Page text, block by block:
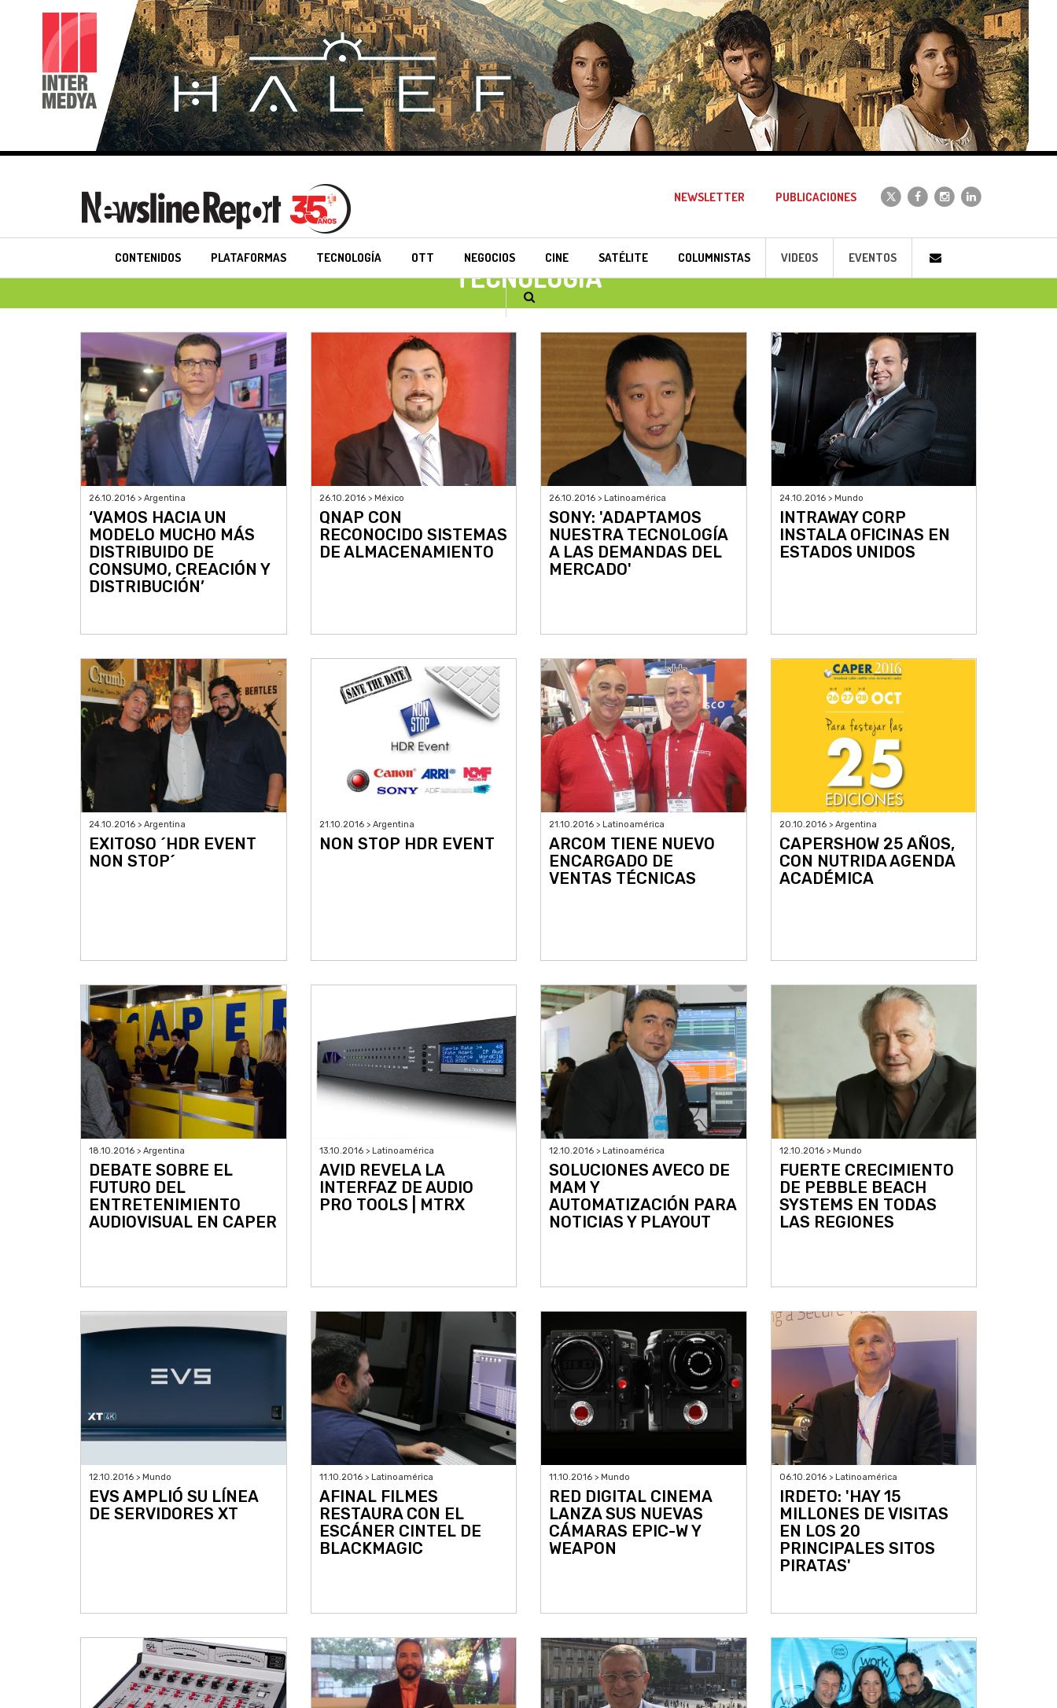
NEWSLETTER PUBLICACIONES
CONTENIDOS PLATAFORMAS TECNOLOGÍA OTT NEGOCIOS CINE SATÉLITE COLUMNISTAS VIDEOS EVENTOS
TECNOLOGÍA
26.10.2016 > Argentina
‘VAMOS HACIA UN
MODELO MUCHO MÁS
DISTRIBUIDO DE
CONSUMO, CREACIÓN Y
DISTRIBUCIÓN’
26.10.2016 > México
QNAP CON
RECONOCIDO SISTEMAS
DE ALMACENAMIENTO
26.10.2016 > Latinoamérica
SONY: 'ADAPTAMOS
NUESTRA TECNOLOGÍA
A LAS DEMANDAS DEL
MERCADO'
24.10.2016 > Mundo
INTRAWAY CORP
INSTALA OFICINAS EN
ESTADOS UNIDOS
24.10.2016 > Argentina
EXITOSO ´HDR EVENT
NON STOP´
21.10.2016 > Argentina
NON STOP HDR EVENT
21.10.2016 > Latinoamérica
ARCOM TIENE NUEVO
ENCARGADO DE
VENTAS TÉCNICAS
20.10.2016 > Argentina
CAPERSHOW 25 AÑOS,
CON NUTRIDA AGENDA
ACADÉMICA
18.10.2016 > Argentina
DEBATE SOBRE EL
FUTURO DEL
ENTRETENIMIENTO
AUDIOVISUAL EN CAPER
13.10.2016 > Latinoamérica
AVID REVELA LA
INTERFAZ DE AUDIO
PRO TOOLS | MTRX
12.10.2016 > Latinoamérica
SOLUCIONES AVECO DE
MAM Y
AUTOMATIZACIÓN PARA
NOTICIAS Y PLAYOUT
12.10.2016 > Mundo
FUERTE CRECIMIENTO
DE PEBBLE BEACH
SYSTEMS EN TODAS
LAS REGIONES
12.10.2016 > Mundo
EVS AMPLIÓ SU LÍNEA
DE SERVIDORES XT
11.10.2016 > Latinoamérica
AFINAL FILMES
RESTAURA CON EL
ESCÁNER CINTEL DE
BLACKMAGIC
11.10.2016 > Mundo
RED DIGITAL CINEMA
LANZA SUS NUEVAS
CÁMARAS EPIC-W Y
WEAPON
06.10.2016 > Latinoamérica
IRDETO: 'HAY 15
MILLONES DE VISITAS
EN LOS 20
PRINCIPALES SITOS
PIRATAS'